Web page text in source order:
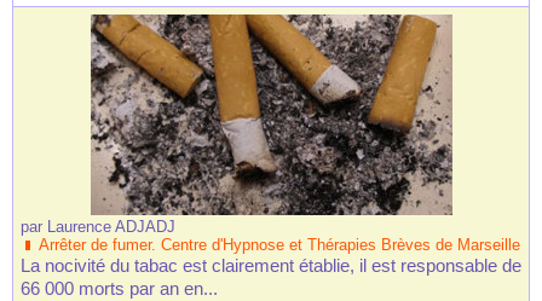
par Laurence ADJADJ
Arrêter de fumer. Centre d'Hypnose et Thérapies Brèves de Marseille
La nocivité du tabac est clairement établie, il est responsable de
66 000 morts par an en...